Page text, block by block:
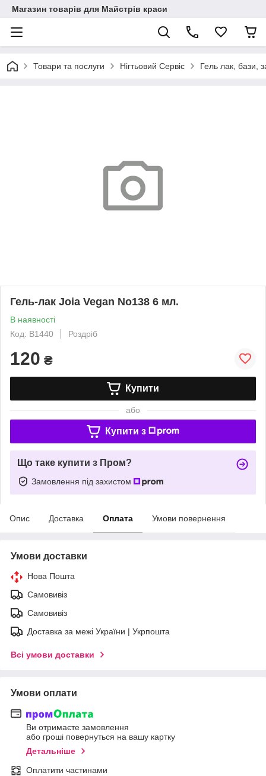
Магазин товарів для Майстрів краси
Товари та послуги Нігтьовий Сервіс Гель лак, бази,
Гель-лак Joia Vegan No138 6 мл.
В наявності
Код: B1440
Роздріб
120 ₴
Купити
або
Купити з
Що таке купити з Пром?
Замовлення під захистом
Опис Доставка Оплата Умови повернення
Умови доставки
Нова Пошта
Самовивіз
Самовивіз
Доставка за межі України | Укрпошта
Всі умови доставки
Умови оплати
Ви отримаєте замовлення
або гроші повернуться на вашу картку
Детальніше
Оплатити частинами